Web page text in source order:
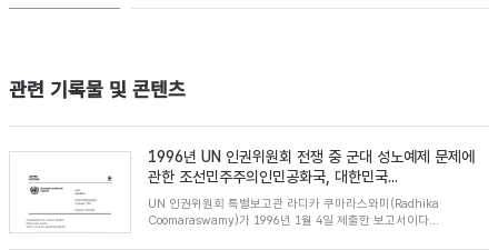
관련 기록물 및 콘텐츠
1996년 UN 인권위원회 전쟁 중 군대 성노예제 문제에
관한 조선민주주의인민공화국, 대한민국...
UN 인권위원회 특별보고관 라디카 쿠마라스와미(Radhika
Coomaraswamy)가 1996년 1월 4일 제출한 보고서이다...